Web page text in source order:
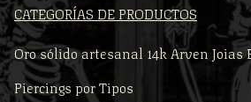
CATEGORÍAS DE PRODUCTOS
Oro sólido artesanal 14k Arven Joias
Piercings por Tipos